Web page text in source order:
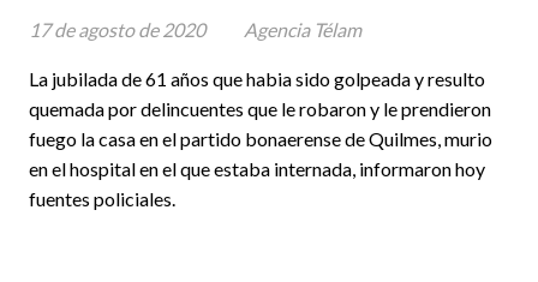
La jubilada de 61 años que habia sido golpeada y resulto
quemada por delincuentes que le robaron y le prendieron
fuego la casa en el partido bonaerense de Quilmes, murio
en el hospital en el que estaba internada, informaron hoy
fuentes policiales.
17 de agosto de 2020 Agencia Télam